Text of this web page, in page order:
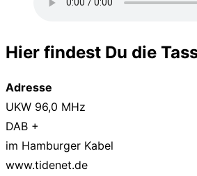
Hier findest Du die
Adresse
UKW 96,0 MHz
DAB +
im Hamburger Kabel
www.tidenet.de